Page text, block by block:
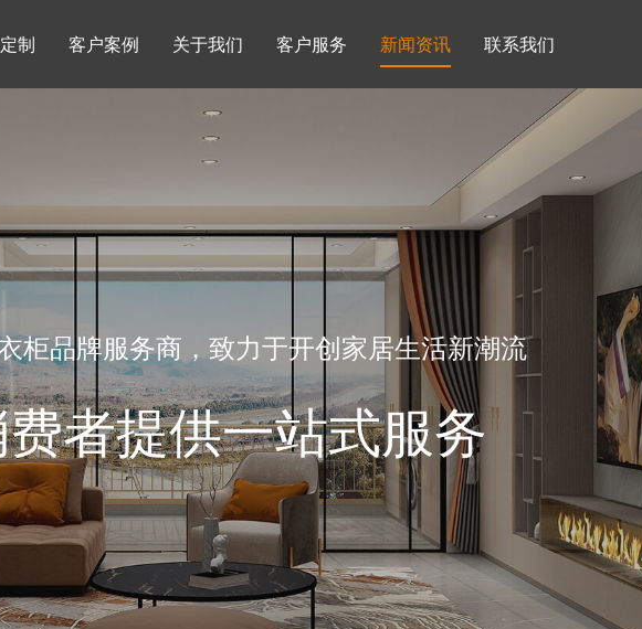
衣帽间
制 客户案例
书柜系列 酒柜系列 鞋柜系列
关于我们
发展历程
客户服务 新闻资讯
家具定制厂家
联系我们
柜品牌服务商，致力于开创家居生活新潮流
者提供一站式服务